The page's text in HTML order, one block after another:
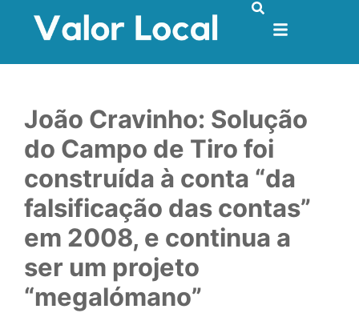
João Cravinho: Solução
do Campo de Tiro foi
construída à conta “da
falsificação das contas”
em 2008, e continua a
ser um projeto
“megalómano”